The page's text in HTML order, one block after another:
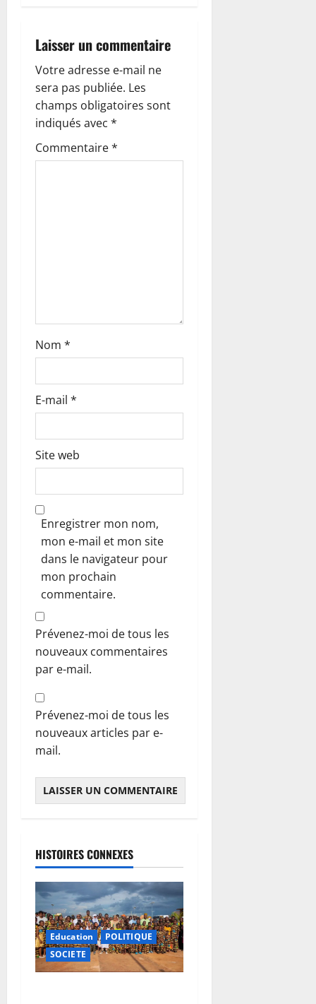
o
n
d
’
a
e
Laisser un commentaire
Votre adresse e-mail ne
sera pas publiée. Les
champs obligatoires sont
indiqués avec *
Commentaire*
Nom *
E-mail *
Site web
Enregistrer mon nom,
mon e-mail et mon site
dans le navigateur pour
mon prochain
commentaire.
Prévenez-moi de tous les
nouveaux commentaires
par e-mail.
Prévenez-moi de tous les
nouveaux articles par e-
mail.
HISTOIRES CONNEXES
Education
POLITIQUE
SOCIETE